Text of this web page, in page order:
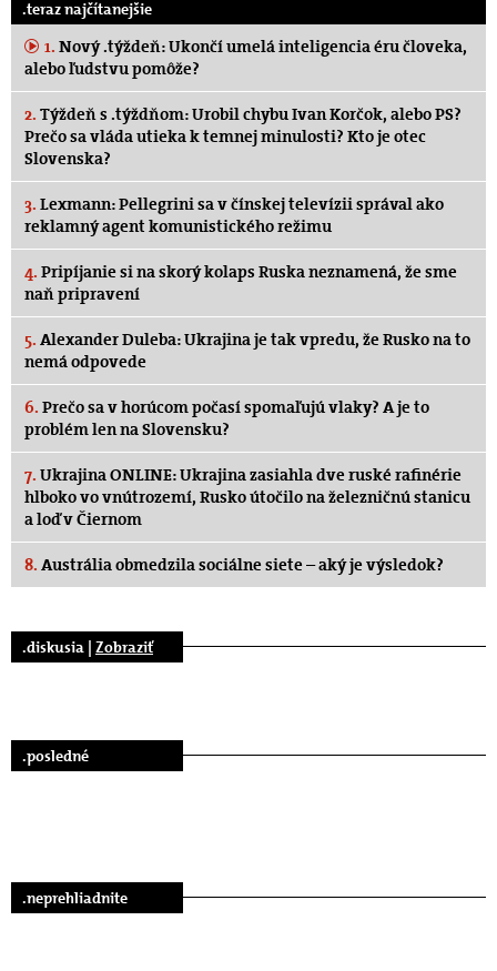
.teraz najčítanejšie
1. Nový .týždeň: Ukončí umelá inteligencia éru človeka,
alebo ľudstvu pomôže?
2. Týždeň s .týždňom: Urobil chybu Ivan Korčok, alebo PS?
Prečo sa vláda utieka k temnej minulosti? Kto je otec
Slovenska?
3. Lexmann: Pellegrini sa v čínskej televízii správal ako
reklamný agent komunistického režimu
4. Pripíjanie si na skorý kolaps Ruska neznamená, že sme
naň pripravení
5. Alexander Duleba: Ukrajina je tak vpredu, že Rusko na to
nemá odpovede
6. Prečo sa v horúcom počasí spomaľujú vlaky? A je to
problém len na Slovensku?
7. Ukrajina ONLINE: Ukrajina zasiahla dve ruské rafinérie
hlboko vo vnútrozemí, Rusko útočilo na železničnú stanicu
a loď v Čiernom
8. Austrália obmedzila sociálne siete – aký je výsledok?
.diskusia | Zobraziť
.posledné
.neprehliadnite